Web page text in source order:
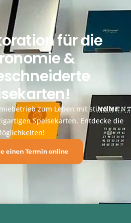
für die
&
zum Leben mit stilvoller
Speisekarten. Entdecke die
einen Termin online